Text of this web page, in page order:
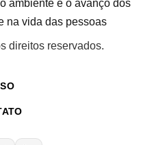
ambiente e o avanço dos
na vida das pessoas
direitos reservados.